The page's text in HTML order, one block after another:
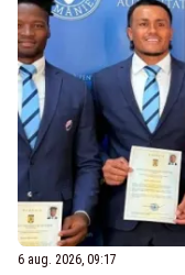
6 aug. 2026, 09:17